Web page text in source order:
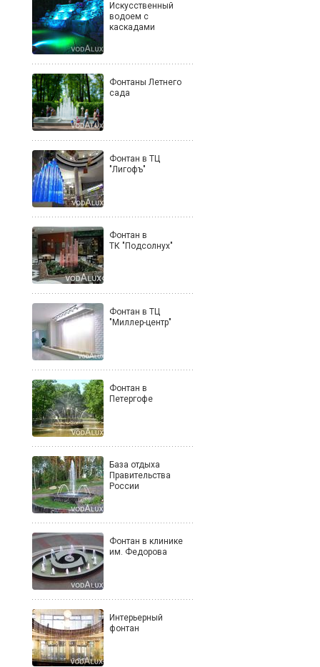
Искусственный
водоем с
каскадами
Фонтаны Летнего
сада
Фонтан в ТЦ
"Лигофъ"
Фонтан в
ТК "Подсолнух"
Фонтан в ТЦ
"Миллер-центр"
Фонтан в
Петергофе
База отдыха
Правительства
России
Фонтан в клинике
им. Федорова
Интерьерный
фонтан